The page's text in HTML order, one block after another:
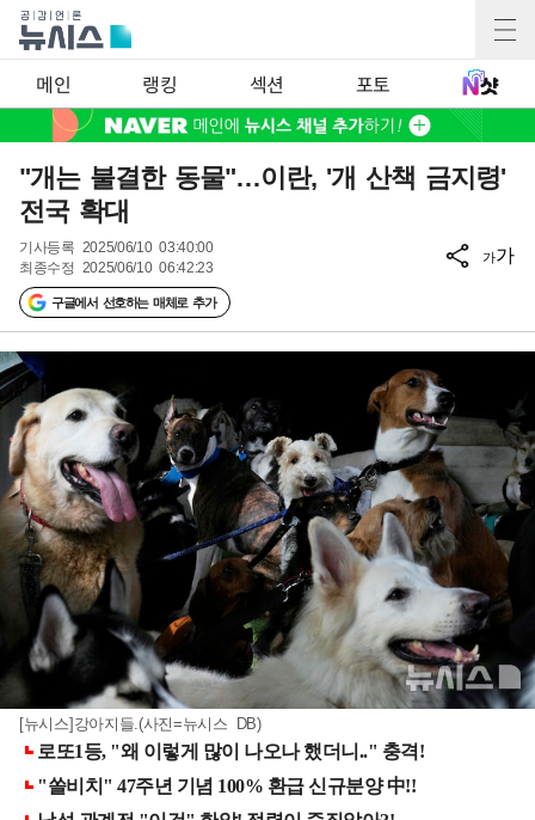
메인 랭킹 섹션 포토
"개는 불결한 동물"…이란, '개 산책 금지령'
전국 확대
기사등록 2025/06/10 03:40:00
최종수정 2025/06/10 06:42:23
구글에서 선호하는 매체로 추가
가가
[뉴시스]강아지들.(사진=뉴시스 DB)